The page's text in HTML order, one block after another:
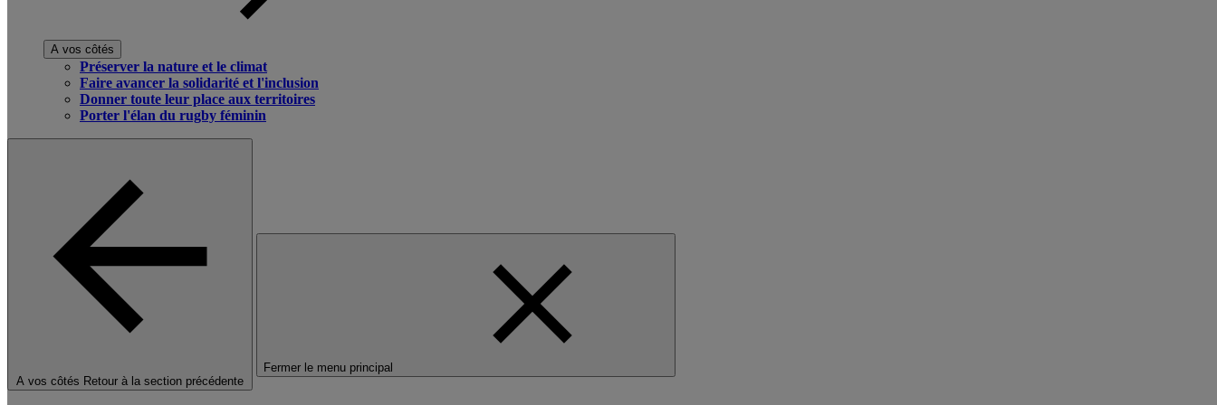
A vos côtés
Préserver la nature et le climat
Faire avancer la solidarité et l'inclusion
Donner toute leur place aux territoires
Porter l'élan du rugby féminin
A vos côtés Retour à la section précédente
Fermer le menu principal